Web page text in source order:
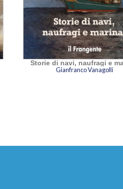
Storie di navi, naufragi e
Gianfranco Vanagolli